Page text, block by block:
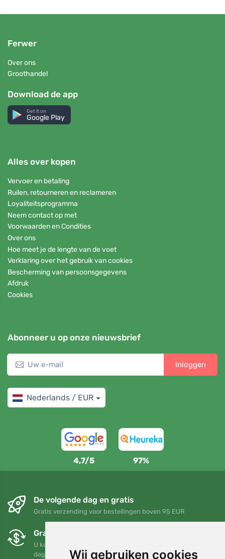
Wij gebruiken cookies
Ferwer
Over ons
Groothandel
Download de app
Get it on
Google Play
Alles over kopen
Vervoer en betaling
Ruilen, retourneren en reclameren
Loyaliteitsprogramma
Neem contact op met
Voorwaarden en Condities
Over ons
Hoe meet je de lengte van de voet
Verklaring over het gebruik van cookies
Bescherming van persoonsgegevens
Afdruk
Cookies
Abonneer u op onze nieuwsbrief
Inloggen
Nederlands / EUR
4,7/5 97%
De volgende dag en gratis
Gratis verzending voor bestellingen boven 95 EUR
Gratis ruilen en retourneren
U kunt uw bestelling op elk gewenst moment binnen 90
dagen retourneren of ruilen